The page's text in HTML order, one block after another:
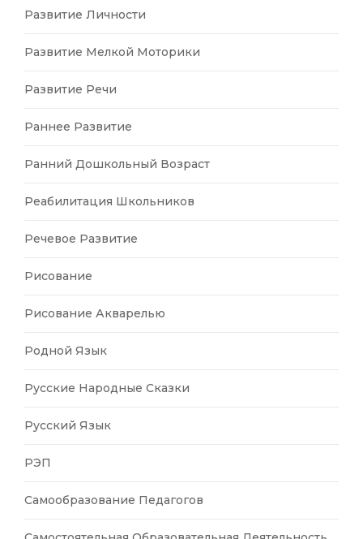
Развитие Личности
Развитие Мелкой Моторики
Развитие Речи
Раннее Развитие
Ранний Дошкольный Возраст
Реабилитация Школьников
Речевое Развитие
Рисование
Рисование Акварелью
Родной Язык
Русские Народные Сказки
Русский Язык
РЭП
Самообразование Педагогов